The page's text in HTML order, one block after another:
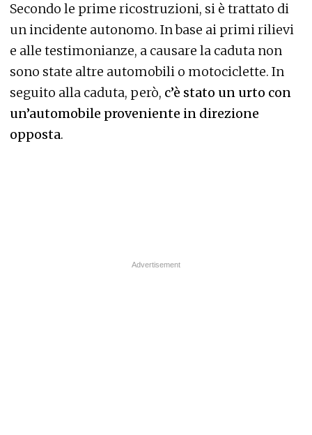
Secondo le prime ricostruzioni, si è trattato di
un incidente autonomo. In base ai primi rilievi
e alle testimonianze, a causare la caduta non
sono state altre automobili o motociclette. In
seguito alla caduta, però, c’è stato un urto con
un’automobile proveniente in direzione
opposta.